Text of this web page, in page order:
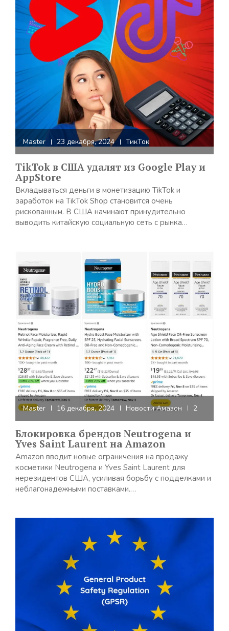
Master 23 декабря, 2024 ТикТок
TikTok в США удалят из Google Play и
AppStore
Вкладываться деньги в монетизацию TikTok и
заработок на TikTok Shop становится очень
рискованным. В США начинают принудительно
выводить китайскую социальную сеть с рынка…
Master 16 декабря, 2024 Новости Амазон 2
Блокировка брендов Neutrogena и
Yves Saint Laurent на Amazon
Amazon вводит новые ограничения на продажу
косметики Neutrogena и Yves Saint Laurent для
нерезидентов США, усиливая борьбу с подделками и
неблагонадежными поставками.…